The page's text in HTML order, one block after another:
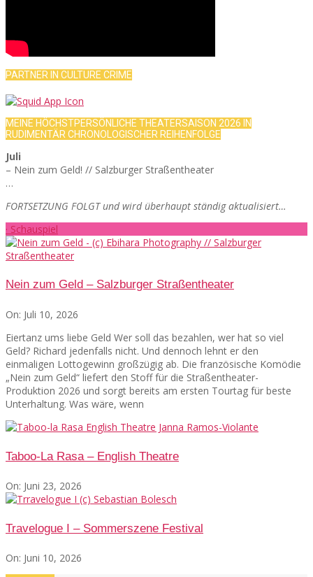
PARTNER IN CULTURE CRIME
MEINE HÖCHSTPERSÖNLICHE THEATERSAISON 2026 IN
RUDIMENTÄR CHRONOLOGISCHER REIHENFOLGE
Juli
– Nein zum Geld! // Salzburger Straßentheater
…
FORTSETZUNG FOLGT und wird überhaupt ständig aktualisiert…
· Schauspiel
Nein zum Geld – Salzburger Straßentheater
On: Juli 10, 2026
Eiertanz ums liebe Geld Wer soll das bezahlen, wer hat so viel
Geld? Richard jedenfalls nicht. Und dennoch lehnt er den
einmaligen Lottogewinn großzügig ab. Die französische Komödie
„Nein zum Geld“ liefert den Stoff für die Straßentheater-
Produktion 2026 und sorgt bereits am ersten Tourtag für beste
Unterhaltung. Was wäre, wenn
Taboo-La Rasa – English Theatre
On: Juni 23, 2026
Travelogue I – Sommerszene Festival
On: Juni 10, 2026